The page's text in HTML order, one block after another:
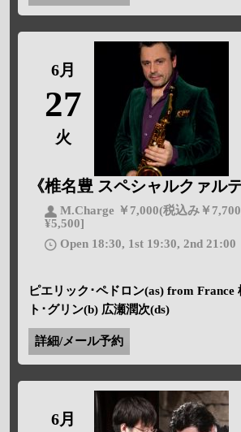
6月
27
火
《椎名豊 スペシャルクァル
M.Charge ￥7,000(税込み￥
¥5,500]
Open 18:30, 1st 19:30, 2nd 21:00
ピエリック･ペドロン(as) from France
ト･グリン(b) 広瀬潤次(ds)
詳細/メール予約
6月